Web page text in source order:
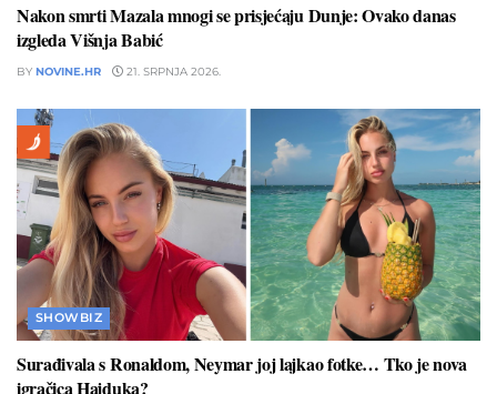
Nakon smrti Mazala mnogi se prisjećaju Dunje: Ovako danas
izgleda Višnja Babić
BY NOVINE.HR 21. SRPNJA 2026.
SHOWBIZ
Surađivala s Ronaldom, Neymar joj lajkao fotke… Tko je nova
igračica Hajduka?